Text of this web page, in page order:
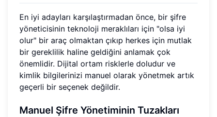
En iyi adayları karşılaştırmadan önce, bir şifre
yöneticisinin teknoloji meraklıları için "olsa iyi
olur" bir araç olmaktan çıkıp herkes için mutlak
bir gereklilik haline geldiğini anlamak çok
önemlidir. Dijital ortam risklerle doludur ve
kimlik bilgilerinizi manuel olarak yönetmek artık
geçerli bir seçenek değildir.
Manuel Şifre Yönetiminin Tuzakları